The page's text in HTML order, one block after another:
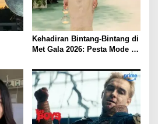
Kehadiran Bintang-Bintang di
Met Gala 2026: Pesta Mode
dan Identitas